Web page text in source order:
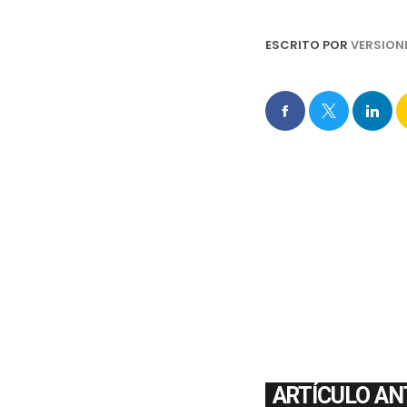
ESCRITO POR
ARTÍCULO